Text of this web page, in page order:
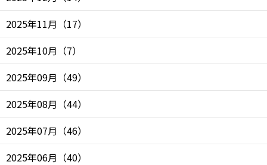
2025年11月 （17）
2025年10月 （7）
2025年09月 （49）
2025年08月 （44）
2025年07月 （46）
2025年06月 （40）